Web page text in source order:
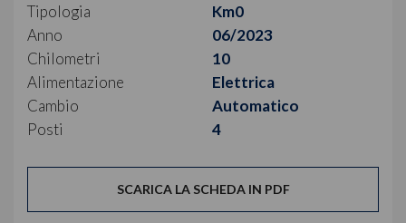
Tipologia
Km0
Anno
06/2023
Chilometri
10
Alimentazione
Elettrica
Cambio
Automatico
Posti
4
SCARICA LA SCHEDA IN PDF